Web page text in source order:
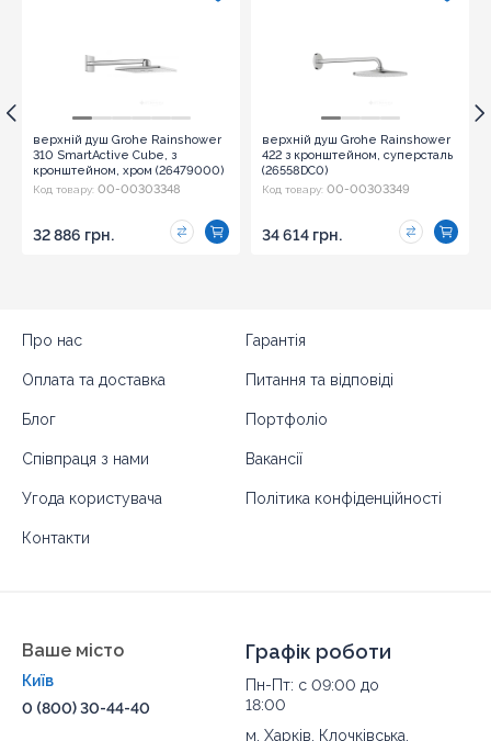
верхній душ Grohe Rainshower
310 SmartActive Cube, з
кронштейном, хром (26479000)
Код товару: 00-00303348
32 886 грн.
верхній душ Grohe Rainshower
422 з кронштейном, суперсталь
(26558DC0)
Код товару: 00-00303349
34 614 грн.
Про нас Гарантія
Оплата та доставка Питання та відповіді
Блог Портфоліо
Співпраця з нами Вакансії
Угода користувача Політика конфіденційності
Контакти
Ваше місто
Київ
0 (800) 30-44-40
Графік роботи
Пн-Пт: с 09:00 до
18:00
м. Харків, Клочківська,